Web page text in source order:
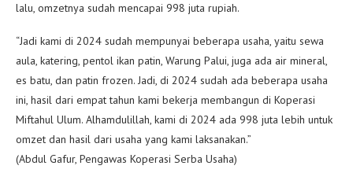
lalu, omzetnya sudah mencapai 998 juta rupiah.
“Jadi kami di 2024 sudah mempunyai beberapa usaha, yaitu sewa
aula, katering, pentol ikan patin, Warung Palui, juga ada air mineral,
es batu, dan patin frozen. Jadi, di 2024 sudah ada beberapa usaha
ini, hasil dari empat tahun kami bekerja membangun di Koperasi
Miftahul Ulum. Alhamdulillah, kami di 2024 ada 998 juta lebih untuk
omzet dan hasil dari usaha yang kami laksanakan.”
(Abdul Gafur, Pengawas Koperasi Serba Usaha)